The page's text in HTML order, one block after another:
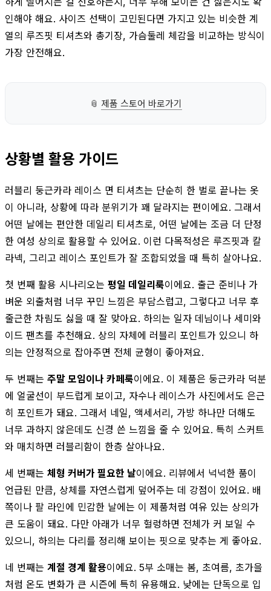
인해야 해요. 사이즈 선택이 고민된다면 가지고 있는 비슷한 계
열의 루즈핏 티셔츠와 총기장, 가슴둘레 체감을 비교하는 방식이
가장 안전해요.
📎 제품 스토어 바로가기
상황별 활용 가이드
러블리 둥근카라 레이스 면 티셔츠는 단순히 한 벌로 끝나는 옷
이 아니라, 상황에 따라 분위기가 꽤 달라지는 편이에요. 그래서
어떤 날에는 편안한 데일리 티셔츠로, 어떤 날에는 조금 더 단정
한 여성 상의로 활용할 수 있어요. 이런 다목적성은 루즈핏과 칼
라넥, 그리고 레이스 포인트가 잘 조합되었을 때 특히 살아나요.
첫 번째 활용 시나리오는 평일 데일리룩이에요. 출근 준비나 가
벼운 외출처럼 너무 꾸민 느낌은 부담스럽고, 그렇다고 너무 후
줄근한 차림도 싫을 때 잘 맞아요. 하의는 일자 데님이나 세미와
이드 팬츠를 추천해요. 상의 자체에 러블리 포인트가 있으니 하
의는 안정적으로 잡아주면 전체 균형이 좋아져요.
두 번째는 주말 모임이나 카페룩이에요. 이 제품은 둥근카라 덕분
에 얼굴선이 부드럽게 보이고, 자수나 레이스가 사진에서도 은근
히 포인트가 돼요. 그래서 네일, 액세서리, 가방 하나만 더해도
너무 과하지 않은데도 신경 쓴 느낌을 줄 수 있어요. 특히 스커트
와 매치하면 러블리함이 한층 살아나요.
세 번째는 체형 커버가 필요한 날이에요. 리뷰에서 넉넉한 품이
언급된 만큼, 상체를 자연스럽게 덮어주는 데 강점이 있어요. 배
쪽이나 팔 라인에 민감한 날에는 이 제품처럼 여유 있는 상의가
큰 도움이 돼요. 다만 아래가 너무 헐렁하면 전체가 커 보일 수
있으니, 하의는 다리를 정리해 보이는 핏으로 맞추는 게 좋아요.
네 번째는 계절 경계 활용이에요. 5부 소매는 봄, 초여름, 초가을
처럼 온도 변화가 큰 시즌에 특히 유용해요. 낮에는 단독으로 입